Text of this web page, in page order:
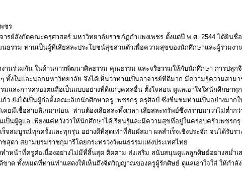
ชร
ย์สังกัดคณะครุศาสตร์ มหาวิทยาลัยราชภัฏกำแพงเพชร ตั้งแต่ปี พ.ศ. 2544 ได้ยินชื่อ
รม ท่านเป็นผู้ที่เสียสละประโยชน์สุขส่วนตัวเพื่อความสุขของนักศึกษาและผู้ร่วมงา
นร่วมกัน ในด้านการพัฒนาศิลธรรม คุณธรรม และจริธรรมให้กับนักศึกษา การปลุก
ทั้งในและนอกมหาวิทยาลัย จึงได้เห็นว่าท่านเป็นอาจารย์ที่ดีมาก มีความรู้ความสาม
ละการครองตนถือเป็นแบบอย่างที่ดีแก่บุคคลอื่น ตั้งใจสอน ดูแลเอาใจใส่นักศึกษาทุ
ว ยังได้เป็นผู้ก่อตั้งคณะลิเกนักศึกษาครู เพชรกรุ ครุศิลป์ ซึ่งชื่นชมท่านเป็นอย่างมาก
ยมีเชื้อสายลิเกมาก่อน ท่านต้องเสียสละทั้งเวลา เสียสละทรัพย์ซึ่งทราบมาว่าไม่ต่ำก
นผู้ดูแล เพียงแค่หวังว่าให้นักศึกษาได้เรียนรู้และมีความสุขที่อยู่ในครอบครัวเพชรก
สมบูรณ์ทุกครั้งและทุกรุ่น อย่างดีที่สุดเท่าที่สัมผัสมา ผลสำเร็จเชิงประจัก จนได้รับร
สุดา สยามบรมราชกุมารีโดยกระทรวงวัฒนธรรมแห่งประเทศไทย
หน้าที่ครูต่อเนื่องอย่างไม่มีที่สิ้นสุด ติดตาม ส่งเสริม สนับสนุนดูแลลูกศิษย์อย่างสม่ำ
ด ทั้งหมดที่ท่านทำแสดงให้เห็นถึงจิตวิญญาณของครูผู้รักศิษย์ ดูแลเอาใจใส่ ให้กำลัง